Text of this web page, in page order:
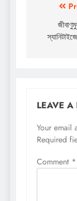
LEAVE A
Your email
Required
Comment *